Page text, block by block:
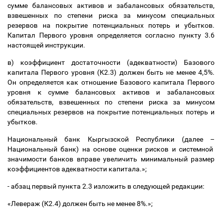
сумме балансовых активов и забалансовых обязательств,
взвешенных по степени риска за минусом специальных
резервов на покрытие потенциальных потерь и убытков.
Капитал Первого уровня определяется согласно пункту 3.6
настоящей инструкции.
в) коэффициент достаточности (адекватности) Базового
капитала Первого уровня (К2.3) должен быть не менее 4,5%.
Он определяется как отношение Базового капитала Первого
уровня к сумме балансовых активов и забалансовых
обязательств, взвешенных по степени риска за минусом
специальных резервов на покрытие потенциальных потерь и
убытков.
Национальный банк Кыргызской Республики (далее –
Национальный банк) на основе оценки рисков и системной
значимости банков вправе увеличить минимальный размер
коэффициентов адекватности капитала.»;
- абзац первый пункта 2.3 изложить в следующей редакции:
«Левераж (К2.4) должен быть не менее 8%.»;